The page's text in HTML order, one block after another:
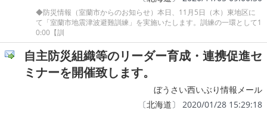
◆防災情報（室蘭市からのお知らせ）本日、11月5日（木）東地区に
て「室蘭市地震津波避難訓練」を実施いたします。訓練の一環として1
0:00【訓
自主防災組織等のリーダー育成・連携促進セ
ミナーを開催致します。
ぼうさい西いぶり情報メール
〔北海道〕 2020/01/28 15:29:18